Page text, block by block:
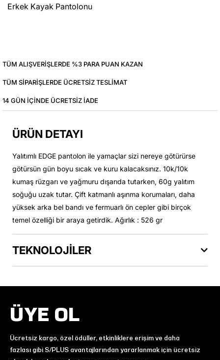
Erkek Kayak Pantolonu
TÜM ALIŞVERIŞLERDE %3 PARA PUAN KAZAN
TÜM SIPARIŞLERDE ÜCRETSIZ TESLIMAT
14 GÜN IÇINDE ÜCRETSIZ IADE
ÜRÜN DETAYI
Yalıtımlı EDGE pantolon ile yamaçlar sizi nereye götürürse
götürsün gün boyu sıcak ve kuru kalacaksınız. 10k/10k
kumaş rüzgarı ve yağmuru dışarıda tutarken, 60g yalıtım
soğuğu uzak tutar. Çift katmanlı aşınma korumaları, daha
yüksek arka bel bandı ve fermuarlı ön cepler gibi birçok
temel özelliği bir araya getirdik. Ağırlık : 526 gr
TEKNOLOJİLER
ÜYE OL
Ücretsiz kargo, özel ödüller, etkinliklere erişim ve daha
fazlası gibi S/PLUS avantajlarından yararlanmak için ücretsiz